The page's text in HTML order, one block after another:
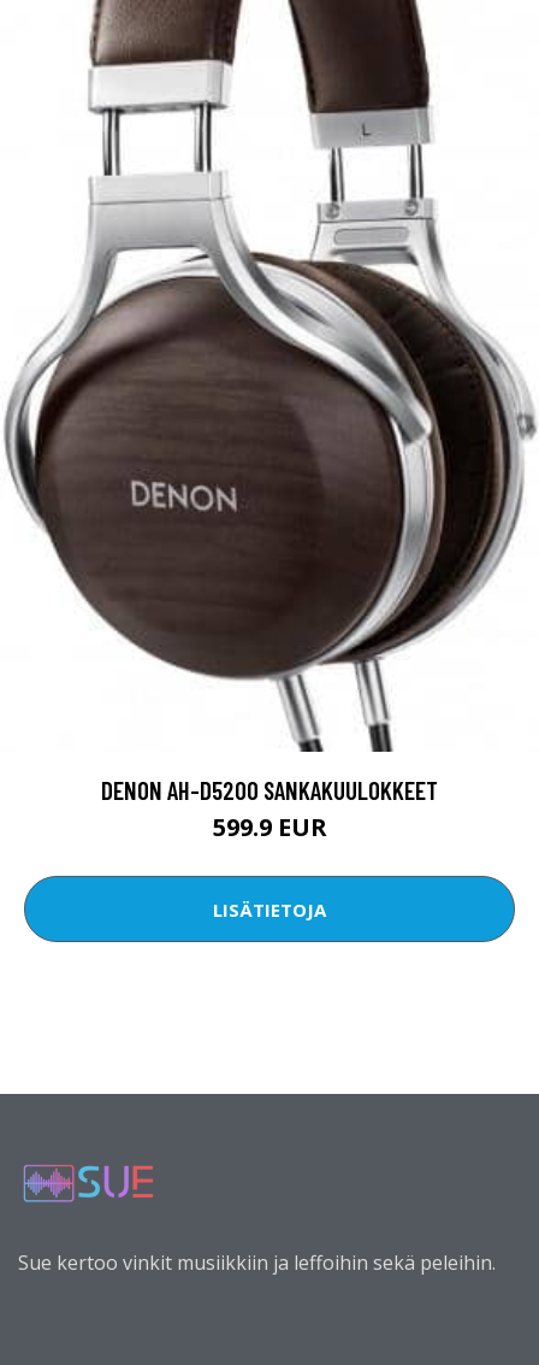
DENON AH-D5200 SANKAKUULOKKEET
599.9 EUR
LISÄTIETOJA
Sue kertoo vinkit musiikkiin ja leffoihin sekä peleihin.